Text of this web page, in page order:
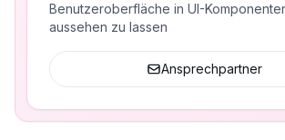
Benutzeroberfläche in UI-
aussehen zu lassen
Ansprechpartner